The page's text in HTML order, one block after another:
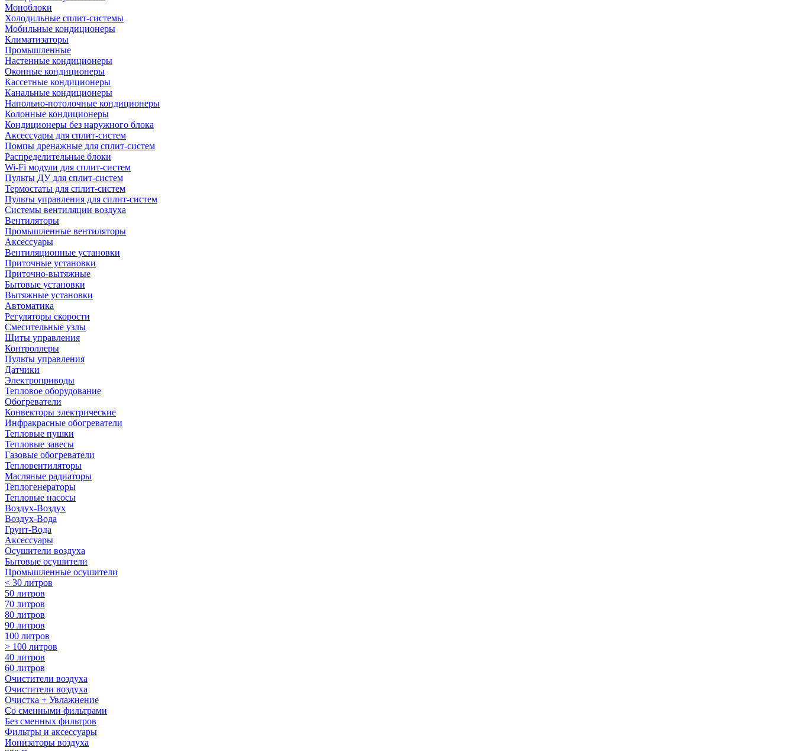
Моноблоки
Холодильные сплит-системы
Мобильные кондиционеры
Климатизаторы
Промышленные
Настенные кондиционеры
Оконные кондиционеры
Кассетные кондиционеры
Канальные кондиционеры
Напольно-потолочные кондиционеры
Колонные кондиционеры
Кондиционеры без наружного блока
Аксессуары для сплит-систем
Помпы дренажные для сплит-систем
Распределительные блоки
Wi-Fi модули для сплит-систем
Пульты ДУ для сплит-систем
Термостаты для сплит-систем
Пульты управления для сплит-систем
Системы вентиляции воздуха
Вентиляторы
Промышленные вентиляторы
Аксессуары
Вентиляционные установки
Приточные установки
Приточно-вытяжные
Бытовые установки
Вытяжные установки
Автоматика
Регуляторы скорости
Смесительные узлы
Щиты управления
Контроллеры
Пульты управления
Датчики
Электроприводы
Тепловое оборудование
Обогреватели
Конвекторы электрические
Инфракрасные обогреватели
Тепловые пушки
Тепловые завесы
Газовые обогреватели
Тепловентиляторы
Масляные радиаторы
Теплогенераторы
Тепловые насосы
Воздух-Воздух
Воздух-Вода
Грунт-Вода
Аксессуары
Осушители воздуха
Бытовые осушители
Промышленные осушители
< 30 литров
50 литров
70 литров
80 литров
90 литров
100 литров
> 100 литров
40 литров
60 литров
Очистители воздуха
Очистители воздуха
Очистка + Увлажнение
Cо сменными фильтрами
Без сменных фильтров
Фильтры и аксессуары
Ионизаторы воздуха